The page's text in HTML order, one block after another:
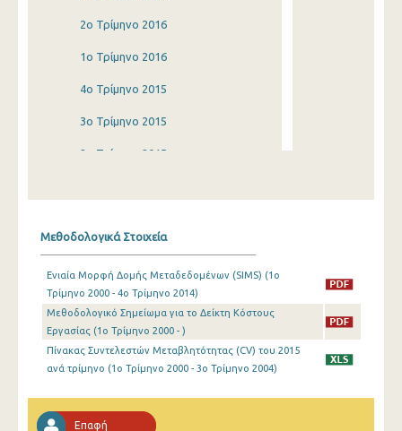
2o Τρίμηνο 2016
1o Τρίμηνο 2016
4o Τρίμηνο 2015
3o Τρίμηνο 2015
2o Τρίμηνο 2015
2o Τρίμηνο 2014
1o Τρίμηνο 2014
4o Τρίμηνο 2013
2o Τρίμηνο 2013
Μεθοδολογικά Στοιχεία
Ενιαία Μορφή Δομής Μεταδεδομένων (SIMS) (1o
Τρίμηνο 2000 - 4o Τρίμηνο 2014)
Μεθοδολογικό Σημείωμα για το Δείκτη Κόστους
Εργασίας (1o Τρίμηνο 2000 - )
Πίνακας Συντελεστών Μεταβλητότητας (CV) του 2015
ανά τρίμηνο (1o Τρίμηνο 2000 - 3o Τρίμηνο 2004)
Επαφή